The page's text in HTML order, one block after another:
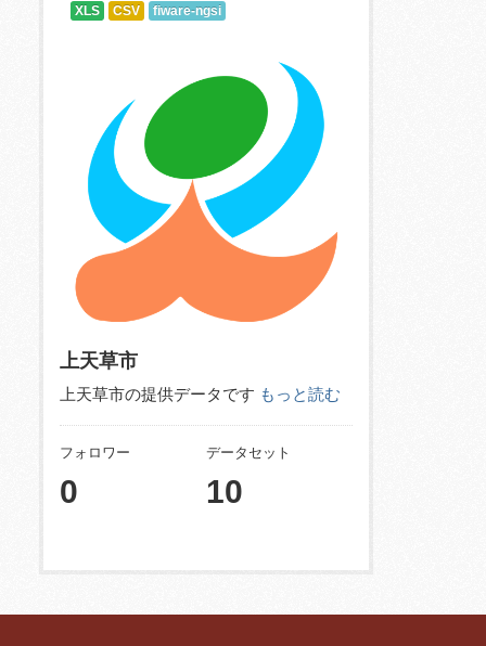
XLS CSV fiware-ngsi
上天草市
上天草市の提供データです もっと読む
フォロワー
0
データセット
10